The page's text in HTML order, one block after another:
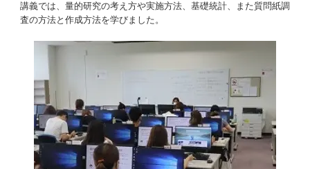
講義では、量的研究の考え方や実施方法、基礎統計、また質問紙調
査の方法と作成方法を学びました。